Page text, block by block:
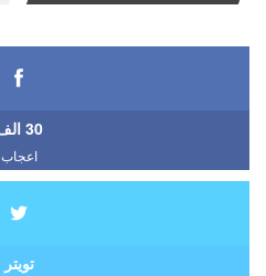
30 الف
اعجاب
تويتر